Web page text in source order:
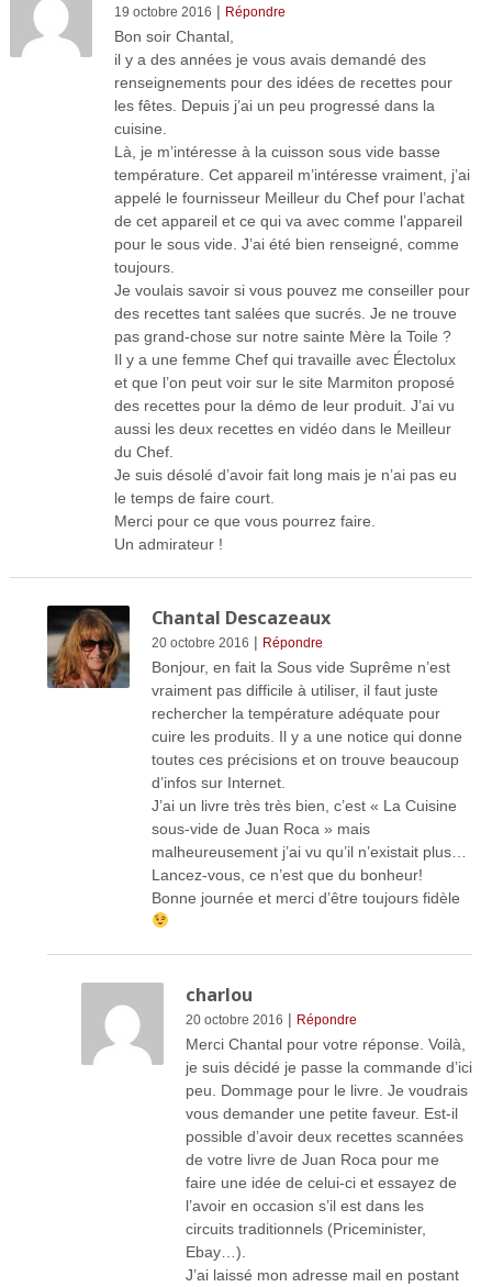
19 octobre 2016 | Répondre
Bon soir Chantal,
il y a des années je vous avais demandé des
renseignements pour des idées de recettes pour
les fêtes. Depuis j’ai un peu progressé dans la
cuisine.
Là, je m’intéresse à la cuisson sous vide basse
température. Cet appareil m’intéresse vraiment, j’ai
appelé le fournisseur Meilleur du Chef pour l’achat
de cet appareil et ce qui va avec comme l’appareil
pour le sous vide. J’ai été bien renseigné, comme
toujours.
Je voulais savoir si vous pouvez me conseiller pour
des recettes tant salées que sucrés. Je ne trouve
pas grand-chose sur notre sainte Mère la Toile ?
Il y a une femme Chef qui travaille avec Électolux
et que l’on peut voir sur le site Marmiton proposé
des recettes pour la démo de leur produit. J’ai vu
aussi les deux recettes en vidéo dans le Meilleur
du Chef.
Je suis désolé d’avoir fait long mais je n’ai pas eu
le temps de faire court.
Merci pour ce que vous pourrez faire.
Un admirateur !
Chantal Descazeaux
20 octobre 2016 | Répondre
Bonjour, en fait la Sous vide Suprême n’est
vraiment pas difficile à utiliser, il faut juste
rechercher la température adéquate pour
cuire les produits. Il y a une notice qui donne
toutes ces précisions et on trouve beaucoup
d’infos sur Internet.
J’ai un livre très très bien, c’est « La Cuisine
sous-vide de Juan Roca » mais
malheureusement j’ai vu qu’il n’existait plus…
Lancez-vous, ce n’est que du bonheur!
Bonne journée et merci d’être toujours fidèle
charlou
20 octobre 2016 | Répondre
Merci Chantal pour votre réponse. Voilà,
je suis décidé je passe la commande d’ici
peu. Dommage pour le livre. Je voudrais
vous demander une petite faveur. Est-il
possible d’avoir deux recettes scannées
de votre livre de Juan Roca pour me
faire une idée de celui-ci et essayez de
l’avoir en occasion s’il est dans les
circuits traditionnels (Priceminister,
Ebay…).
J’ai laissé mon adresse mail en postant